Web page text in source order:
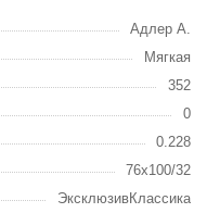
Адлер А.
Мягкая
352
0
0.228
76x100/32
ЭксклюзивКлассика